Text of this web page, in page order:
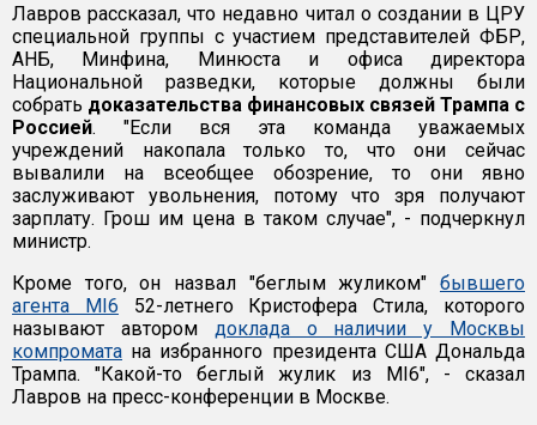
Лавров рассказал, что недавно читал о создании в ЦРУ
специальной группы с участием представителей ФБР,
АНБ, Минфина, Минюста и офиса директора
Национальной разведки, которые должны были
собрать доказательства финансовых связей Трампа с
Россией. "Если вся эта команда уважаемых
учреждений накопала только то, что они сейчас
вывалили на всеобщее обозрение, то они явно
заслуживают увольнения, потому что зря получают
зарплату. Грош им цена в таком случае", - подчеркнул
министр.
Кроме того, он назвал "беглым жуликом" бывшего
агента МI6 52-летнего Кристофера Стила, которого
называют автором доклада о наличии у Москвы
компромата на избранного президента США Дональда
Трампа. "Какой-то беглый жулик из MI6", - сказал
Лавров на пресс-конференции в Москве.